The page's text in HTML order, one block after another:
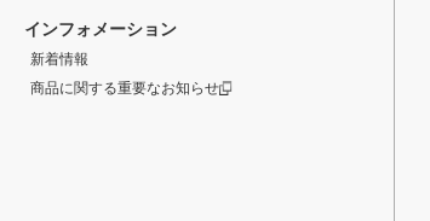
インフォメーション
新着情報
商品に関する重要なお知らせ